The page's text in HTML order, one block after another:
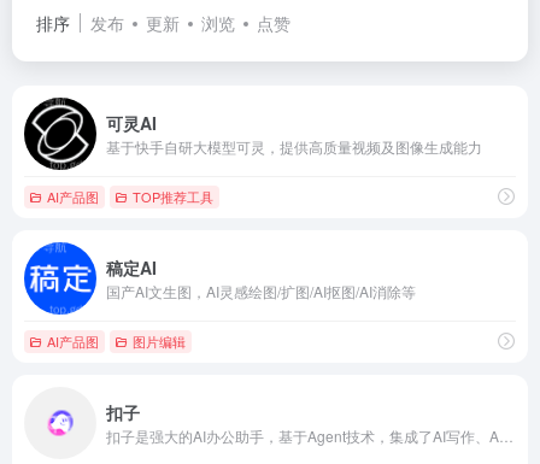
排序 发布 更新 浏览 点赞
可灵AI
基于快手自研大模型可灵，提供高质量视频及图像生成能力
AI产品图 TOP推荐工具
稿定AI
国产AI文生图，AI灵感绘图/扩图/AI抠图/AI消除等
AI产品图 图片编辑
扣子